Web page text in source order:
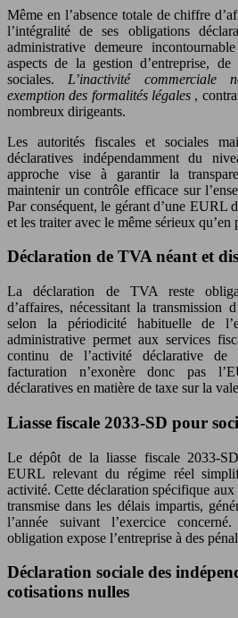
Même en l’absence totale de chiffre
l’intégralité de ses obligations
administrative demeure
aspects de la gestion d’entreprise,
sociales. L’inactivité commerciale
exemption des formalités légales ,
nombreux dirigeants.
Les autorités fiscales et sociales
déclaratives indépendamment du
approche vise à garantir la
maintenir un contrôle efficace sur
Par conséquent, le gérant d’une EURL
et les traiter avec le même sérieux
Déclaration de TVA néant et
La déclaration de TVA reste
d’affaires, nécessitant la transmission
selon la périodicité habituelle de
administrative permet aux services
continu de l’activité déclarative de
facturation n’exonère donc pas
déclaratives en matière de taxe sur la
Liasse fiscale 2033-SD pour
Le dépôt de la liasse fiscale 2033-
EURL relevant du régime réel
activité. Cette déclaration spécifique aux
transmise dans les délais impartis,
l’année suivant l’exercice
obligation expose l’entreprise à des
Déclaration sociale des
cotisations nulles